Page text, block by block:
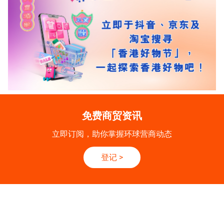
免费商贸资讯
立即订阅，助你掌握环球营商动态
登记 >